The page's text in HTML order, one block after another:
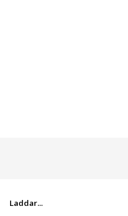
Laddar...